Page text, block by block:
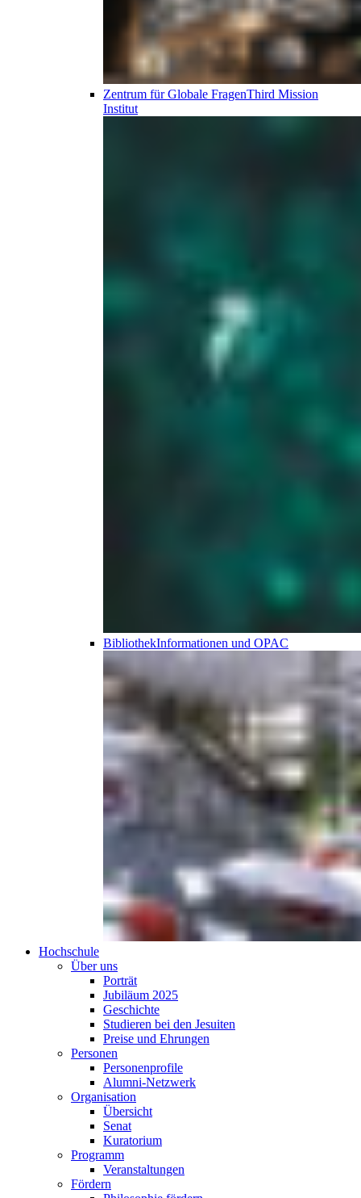
Zentrum für Globale FragenThird Mission
Institut
BibliothekInformationen und OPAC
Hochschule
Über uns
Porträt
Jubiläum 2025
Geschichte
Studieren bei den Jesuiten
Preise und Ehrungen
Personen
Personenprofile
Alumni-Netzwerk
Organisation
Übersicht
Senat
Kuratorium
Programm
Veranstaltungen
Fördern